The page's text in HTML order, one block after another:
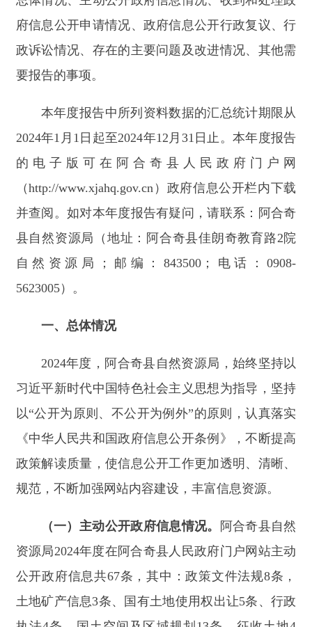
（http://www.xjahq.gov.cn）政府信息公开栏内下载
并查阅。如对本年度报告有疑问，请联系：阿合奇
5623005）。
一、总体情况
2024年度，阿合奇县自然资源局，始终坚持以
习近平新时代中国特色社会主义思想为指导，坚持
以“公开为原则、不公开为例外”的原则，认真落实
《中华人民共和国政府信息公开条例》，不断提高
规范，不断加强网站内容建设，丰富信息资源。
（一）主动公开政府信息情况。阿合奇县自然
资源局2024年度在阿合奇县人民政府门户网站主动
执法4条、国土空间及区域规划13条，征收土地4
条、结果公示30条。
依申请公开信息情况。
（三）政府信息管理情况。 按照“谁制作、谁
公开”的原则，建立信息公开发布审核制度，加强
对上网信息的审核，对公开的信息要求由股室负责